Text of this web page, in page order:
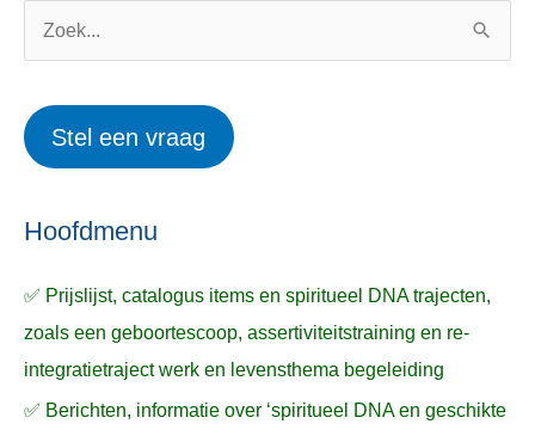
e
n
e
k
a
r
:
Stel een vraag
Hoofdmenu
✅ Prijslijst, catalogus items en spiritueel DNA trajecten,
zoals een geboortescoop, assertiviteitstraining en re-
integratietraject werk en levensthema begeleiding
✅ Berichten, informatie over ‘spiritueel DNA en geschikte
p
n